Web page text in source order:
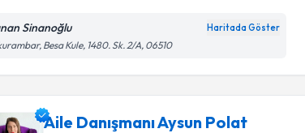
Sinanoğlu Haritada Göster
Besa Kule, 1480. Sk. 2/A, 06510
Aile Danışmanı Aysun Polat